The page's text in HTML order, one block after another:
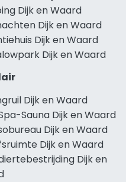
Dijk en Waard
Dijk en Waard
Dijk en Waard
Dijk en Waard
Dijk en Waard
Sauna Dijk en Waard
Dijk en Waard
Dijk en Waard
Dijk en